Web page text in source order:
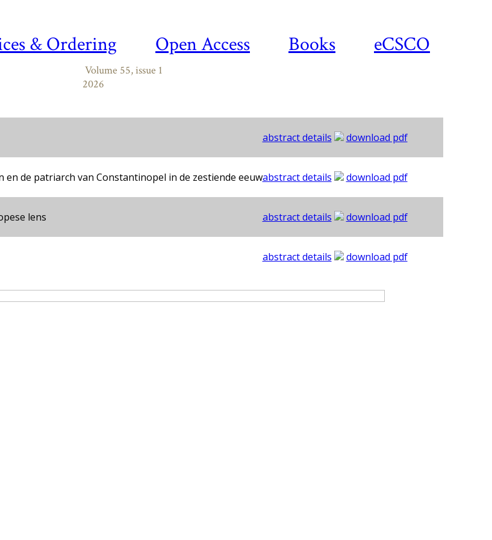
& Ordering Open Access Books eCSCO
Volume 55, issue 1
2026
abstract details
download pdf
en de patriarch van Constantinopel in de zestiende eeuwabstract details
download pdf
lens
abstract details
download pdf
abstract details
download pdf